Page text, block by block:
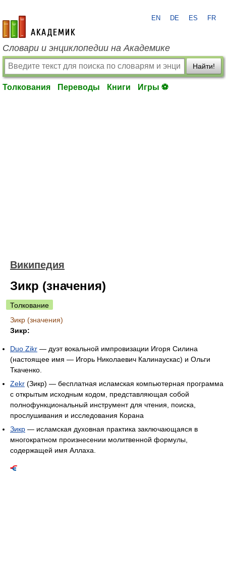
academic.ru
EN DE ES FR
Словари и энциклопедии на Академике
Найти!
Толкования Переводы Книги Игры ⚽
Википедия
Зикр (значения)
Толкование
Зикр (значения)
Зикр:
Duo Zikr — дуэт вокальной импровизации Игоря Силина
(настоящее имя — Игорь Николаевич Калинаускас) и Ольги
Ткаченко.
Zekr (Зикр) — бесплатная исламская компьютерная программа
с открытым исходным кодом, представляющая собой
полнофункциональный инструмент для чтения, поиска,
прослушивания и исследования Корана
Зикр — исламская духовная практика заключающаяся в
многократном произнесении молитвенной формулы,
содержащей имя Аллаха.